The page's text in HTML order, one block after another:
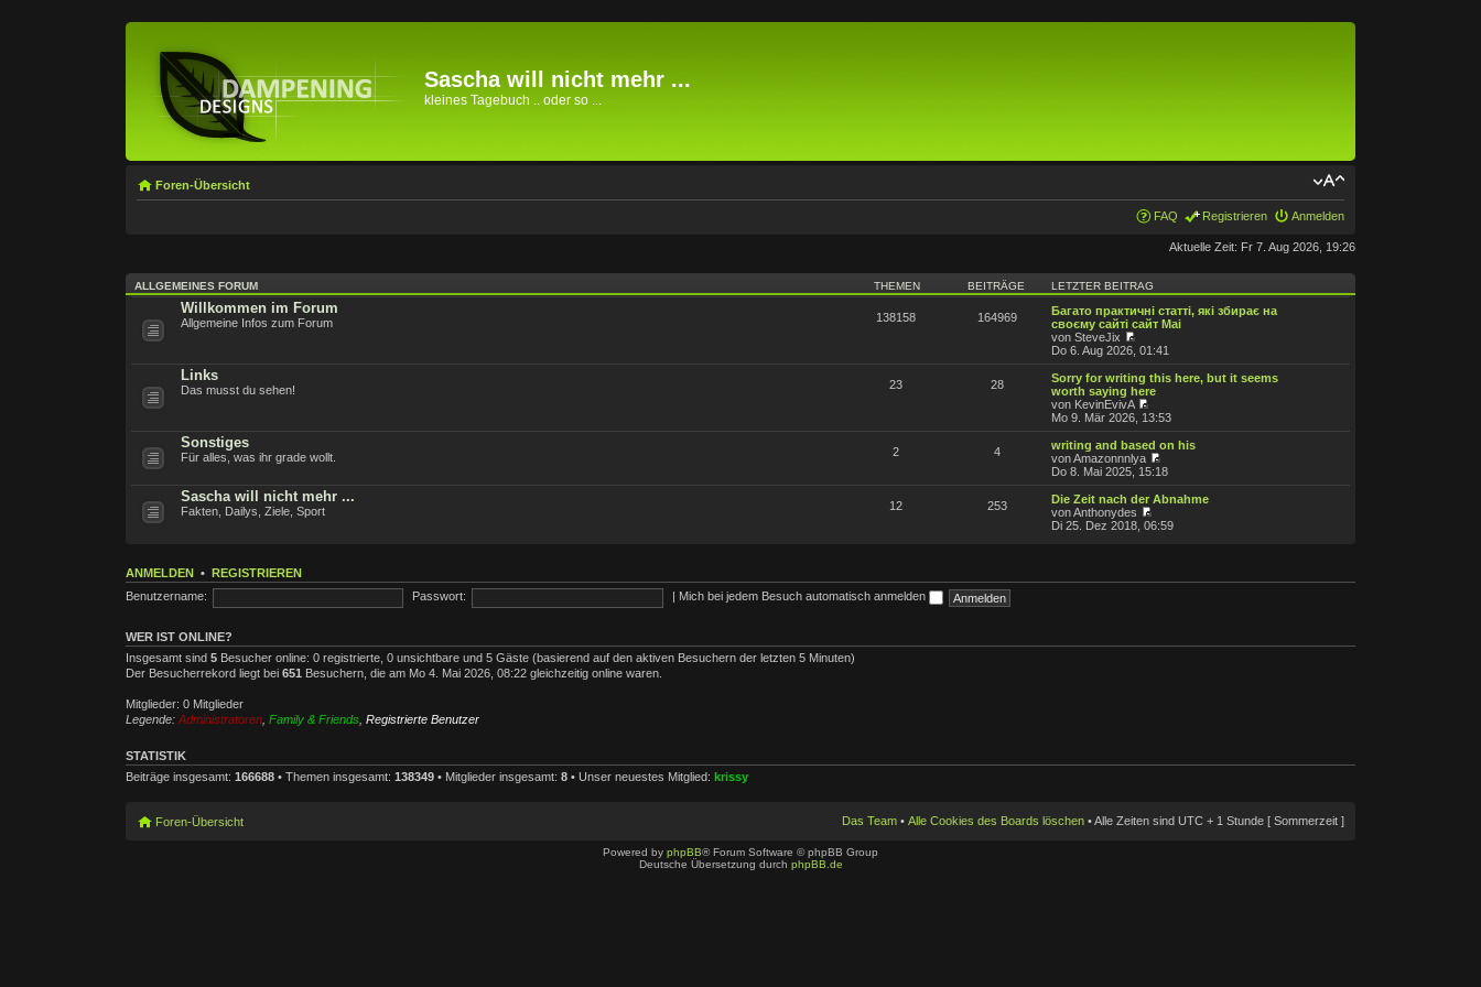
Sascha will nicht mehr ...
kleines Tagebuch .. oder so ...
Foren-Übersicht
FAQ Registrieren Anmelden
Aktuelle Zeit: Fr 7. Aug 2026, 19:26
ALLGEMEINES FORUM THEMEN BEITRÄGE LETZTER BEITRAG
Willkommen im Forum
Allgemeine Infos zum Forum 138158 164969
Багато практичні статті, які збирає на
своєму сайті сайт Mai
von SteveJix
Do 6. Aug 2026, 01:41
Links
Das musst du sehen! 23 28
Sorry for writing this here, but it seems
worth saying here
von KevinEvivA
Mo 9. Mär 2026, 13:53
Sonstiges
Für alles, was ihr grade wollt. 2 4
writing and based on his
von Amazonnnlya
Do 8. Mai 2025, 15:18
Sascha will nicht mehr ...
Fakten, Dailys, Ziele, Sport 12 253
Die Zeit nach der Abnahme
von Anthonydes
Di 25. Dez 2018, 06:59
ANMELDEN •REGISTRIEREN
Benutzername:
Passwort: Mich bei jedem Besuch automatisch anmelden
WER IST ONLINE?
Insgesamt sind5 Besucher online: 0 registrierte, 0 unsichtbare und 5 Gäste (basierend auf den aktiven Besuchern der letzten 5 Minuten)
Der Besucherrekord liegt bei651 Besuchern, die am Mo 4. Mai 2026, 08:22 gleichzeitig online waren.
Mitglieder: 0 Mitglieder
Legende:Administratoren ,Family & Friends ,Registrierte Benutzer
STATISTIK
Beiträge insgesamt:166688 • Themen insgesamt:138349 • Mitglieder insgesamt:8 • Unser neuestes Mitglied:krissy
Foren-Übersicht Das Team• Alle Cookies des Boards löschen• Alle Zeiten sind UTC + 1 Stunde [ Sommerzeit ]
Powered by phpBB® Forum Software © phpBB Group
Deutsche Übersetzung durch phpBB.de